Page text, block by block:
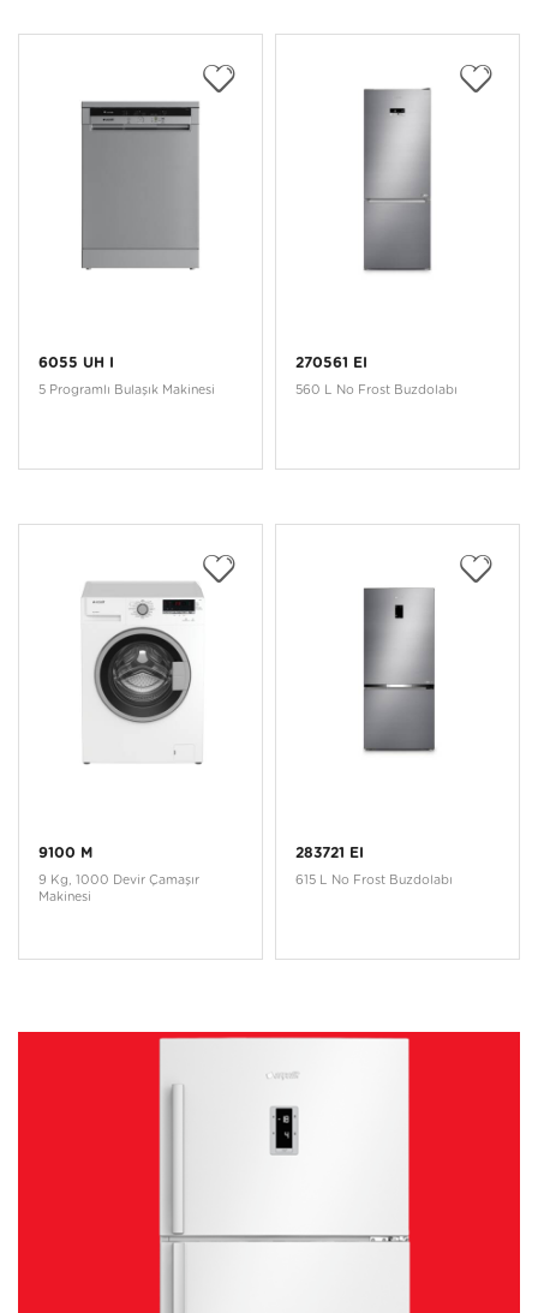
6055 UH I
5 Programlı Bulaşık Makinesi
270561 EI
560 L No Frost Buzdolabı
9100 M
9 Kg, 1000 Devir Çamaşır
Makinesi
283721 EI
615 L No Frost Buzdolabı